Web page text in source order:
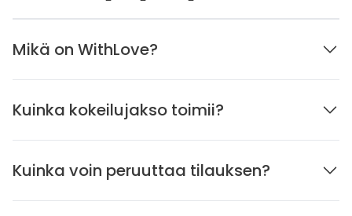
Mikä on WithLove?
Kuinka kokeilujakso toimii?
Kuinka voin peruuttaa tilauksen?